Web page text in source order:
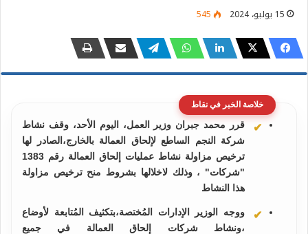
15 يوليو، 2024 545
خلاصة الخبر في نقاط
قرر محمد جبران وزير العمل، اليوم الأحد، وقف نشاط
شركة النجم الساطع لإلحاق العمالة بالخارج،الصادر لها
ترخيص مزاولة نشاط عمليات إلحاق العمالة رقم 1383
"شركات" ، وذلك لاخلالها بشروط منح ترخيص مزاولة
هذا النشاط
ووجه الوزير الإدارات المُختصة،بتكثيف المُتابعة لأوضاع
،ونشاط شركات إلحاق العمالة في جميع